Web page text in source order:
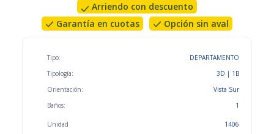
Arriendo con descuento
Garantía en cuotas
Opción sin aval
Tipo:
Tipología:
Orientación:
Baños:
DEPARTAMENTO
3D | 1B
Vista Sur
1
Unidad
1406